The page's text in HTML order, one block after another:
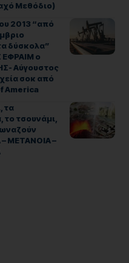
Μεθόδιο)
2013 “από
δύσκολα”
ο
Αύγουστος
σοκ από
America
τα
το τσουνάμι,
ΜΕΤΑΝΟΙΑ –